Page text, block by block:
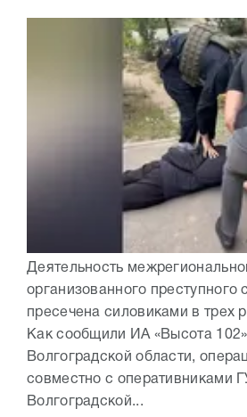
Деятельность
организованного преступного
пресечена силовиками в трех
Как сообщили ИА «Высота
Волгоградской области,
совместно с оперативниками
Волгоградской...